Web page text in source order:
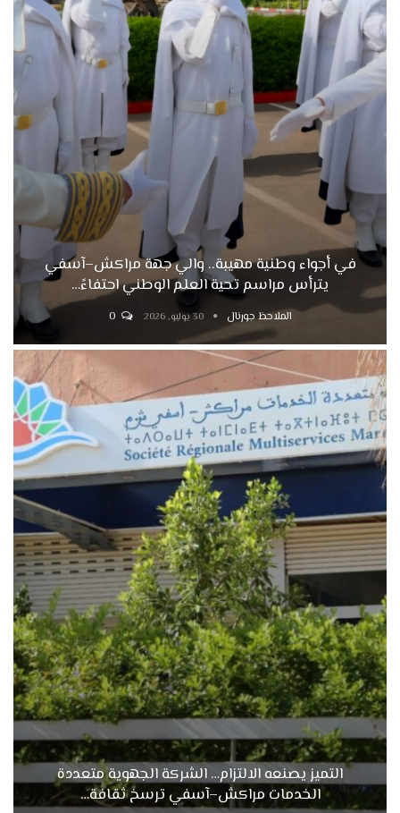
في أجواء وطنية مهيبة.. والي جهة مراكش–آسفي
يترأس مراسم تحية العلم الوطني احتفاءً…
الملاحظ جورنال 30 يوليو, 2026
التميز يصنعه الالتزام… الشركة الجهوية متعددة
الخدمات مراكش–آسفي ترسخ ثقافة…